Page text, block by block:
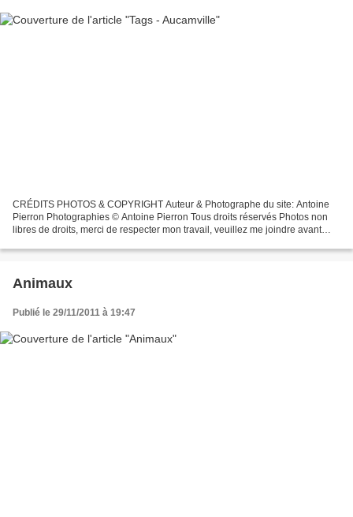
CRÉDITS PHOTOS & COPYRIGHT Auteur & Photographe du site: Antoine
Pierron Photographies © Antoine Pierron Tous droits réservés Photos non
libres de droits, merci de respecter mon travail, veuillez me joindre avant
Animaux
Publié le 29/11/2011 à 19:47